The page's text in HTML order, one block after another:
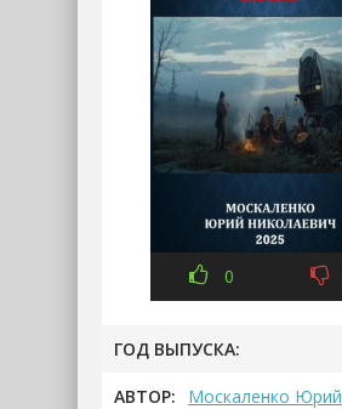
0
ГОД ВЫПУСКА:
АВТОР: Москаленко Юрий